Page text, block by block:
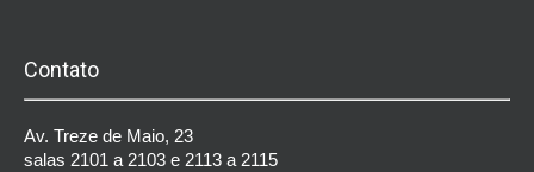
Contato
Av. Treze de Maio, 23
salas 2101 a 2103 e 2113 a 2115